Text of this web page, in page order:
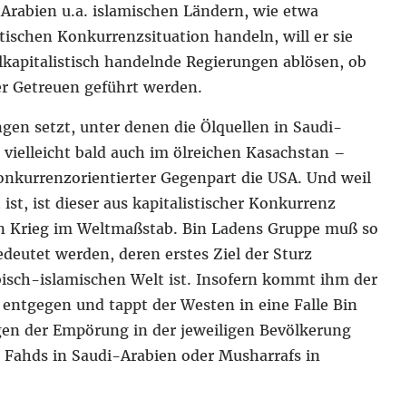
u.a. islamischen Ländern, wie etwa
Konkurrenzsituation handeln, will er sie
handelnde Regierungen ablösen, ob
Getreuen geführt werden.
setzt, unter denen die Ölquellen in Saudi-
bald auch im ölreichen Kasachstan –
Gegenpart die USA. Und weil
ist dieser aus kapitalistischer Konkurrenz
im Weltmaßstab. Bin Ladens Gruppe muß so
werden, deren erstes Ziel der Sturz
islamischen Welt ist. Insofern kommt ihm der
und tappt der Westen in eine Falle Bin
der Empörung in der jeweiligen Bevölkerung
in Saudi-Arabien oder Musharrafs in